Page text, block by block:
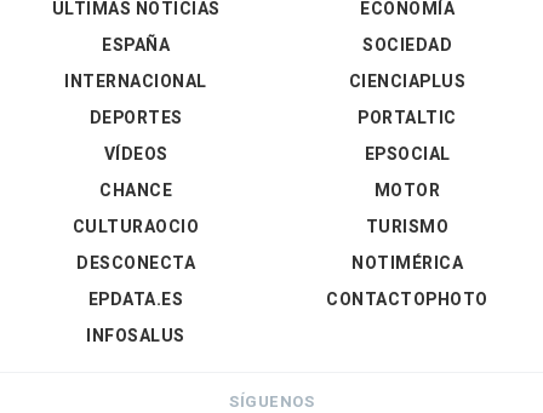
ÚLTIMAS NOTICIAS
ESPAÑA
INTERNACIONAL
DEPORTES
VÍDEOS
ECONOMÍA
SOCIEDAD
CIENCIAPLUS
PORTALTIC
EPSOCIAL
CHANCE
CULTURAOCIO
DESCONECTA
EPDATA.ES
INFOSALUS
MOTOR
TURISMO
NOTIMÉRICA
CONTACTOPHOTO
SÍGUENOS